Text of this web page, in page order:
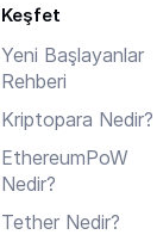
Keşfet
Yeni Başlayanlar
Rehberi
Kriptopara Nedir?
EthereumPoW
Nedir?
Tether Nedir?